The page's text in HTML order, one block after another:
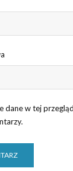
dane w tej